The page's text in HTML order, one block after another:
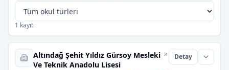
1 kayıt
Altındağ Şehit Yıldız Gürsoy Mesleki
Ve Teknik Anadolu Lisesi
Detay